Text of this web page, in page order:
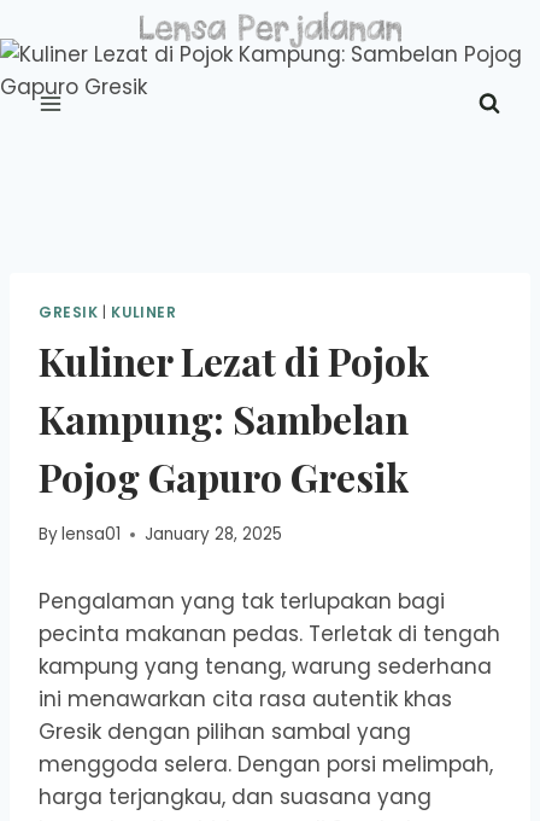
to
content
GRESIK | KULINER
Kuliner Lezat di Pojok
Kampung: Sambelan
Pojog Gapuro Gresik
Bylensa01 January 28, 2025
Pengalaman yang tak terlupakan bagi
pecinta makanan pedas. Terletak di tengah
kampung yang tenang, warung sederhana
ini menawarkan cita rasa autentik khas
Gresik dengan pilihan sambal yang
menggoda selera. Dengan porsi melimpah,
harga terjangkau, dan suasana yang